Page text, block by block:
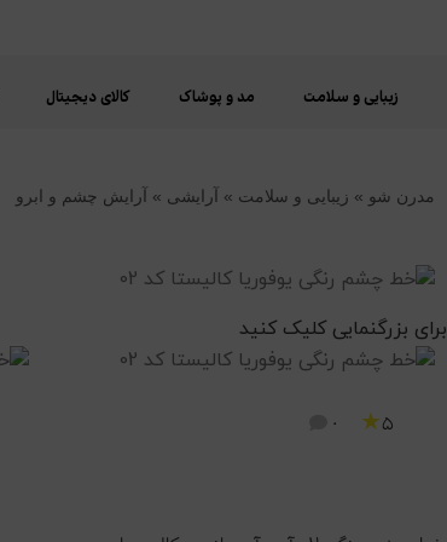
زیبایی و سلامت مد و پوشاک کالای دیجیتال
مدرن شو » زیبایی و سلامت » آرایشی » آرایش چشم و ابرو
برای بزرگنمایی کلیک کنید
5
★
ویژه